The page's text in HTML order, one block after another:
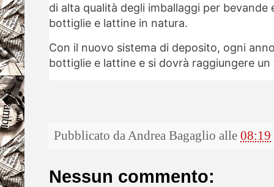
di alta qualità degli imballaggi per
bottiglie e lattine in natura.
Con il nuovo sistema di deposito, ogni
bottiglie e lattine e si dovrà raggiungere
Pubblicato daAndrea Bagaglio alle 08:19
Nessun commento: